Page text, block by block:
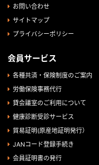
お問い合わせ
サイトマップ
プライバシーポリシー
会員サービス
各種共済・保険制度のご案内
労働保険事務代行
貸会議室のご利用について
健康診断受診サービス
貿易証明(原産地証明発行）
JANコード登録手続き
会員証明書の発行